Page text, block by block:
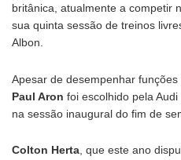
britânica, atualmente a competir
sua quinta sessão de treinos
Albon.
Apesar de desempenhar
Paul Aron foi escolhido pela
na sessão inaugural do fim de
Colton Herta, que este ano